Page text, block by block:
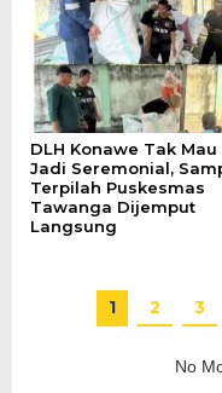
DLH Konawe Tak Mau
Jadi Seremonial,
Terpilah Puskesmas
Tawanga Dijemput
Langsung
1 2 3
No